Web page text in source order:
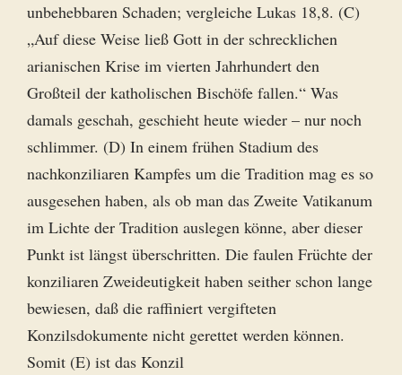
unbehebbaren Schaden; vergleiche Lukas 18,8. (C)
„Auf diese Weise ließ Gott in der schrecklichen
arianischen Krise im vierten Jahrhundert den
Großteil der katholischen Bischöfe fallen.“ Was
damals geschah, geschieht heute wieder – nur noch
schlimmer. (D) In einem frühen Stadium des
nachkonziliaren Kampfes um die Tradition mag es so
ausgesehen haben, als ob man das Zweite Vatikanum
im Lichte der Tradition auslegen könne, aber dieser
Punkt ist längst überschritten. Die faulen Früchte der
konziliaren Zweideutigkeit haben seither schon lange
bewiesen, daß die raffiniert vergifteten
Konzilsdokumente nicht gerettet werden können.
Somit (E) ist das Konzil